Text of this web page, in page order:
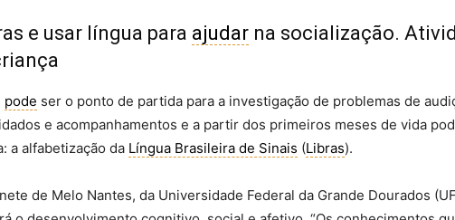
e usar língua para ajudar na socialização.
pode ser o ponto de partida para a investigação de problemas de
e acompanhamentos e a partir dos primeiros meses de vida
a alfabetização da Língua Brasileira de Sinais (Libras).
de Melo Nantes, da Universidade Federal da Grande Dourados